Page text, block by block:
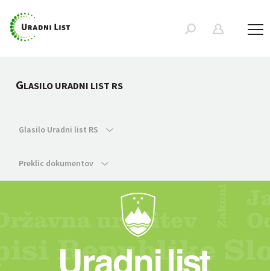
GLASILO URADNI LIST RS
Glasilo Uradni list RS
Preklic dokumentov